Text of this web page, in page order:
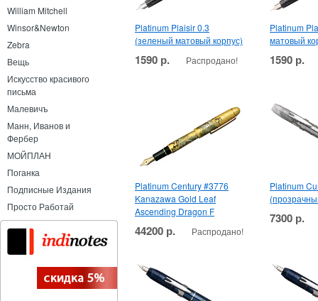
William Mitchell
Winsor&Newton
Zebra
Вещь
Искусство красивого
письма
Малевичъ
Манн, Иванов и
Фербер
МОЙПЛАН
Поганка
Подписные Издания
Просто Работай
Platinum Plaisir 0.3
(зеленый матовый корпус)
1590 р. Распродано!
Platinum
матовый
1590 р.
Platinum Century #3776
Kanazawa Gold Leaf
Ascending Dragon F
44200 р. Распродано!
Platinum
7300 р.